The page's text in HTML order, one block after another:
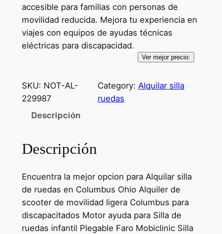
accesible para familias con personas de
movilidad reducida. Mejora tu experiencia en
viajes con equipos de ayudas técnicas
eléctricas para discapacidad.
Ver mejor precio:
SKU: NOT-AL-
229987
Category: Alquilar silla
ruedas
Descripción
Descripción
Encuentra la mejor opcion para Alquilar silla
de ruedas en Columbus Ohio Alquiler de
scooter de movilidad ligera Columbus para
discapacitados Motor ayuda para Silla de
ruedas infantil Plegable Faro Mobiclinic Silla